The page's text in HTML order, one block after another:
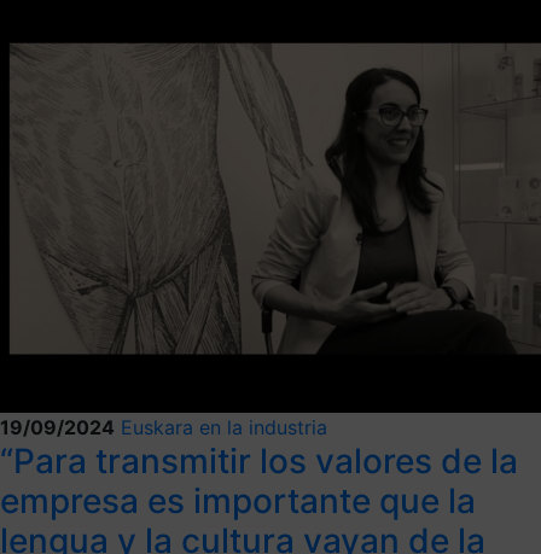
19/09/2024 Euskara en la industria
“Para transmitir los valores de la
empresa es importante que la
lengua y la cultura vayan de la